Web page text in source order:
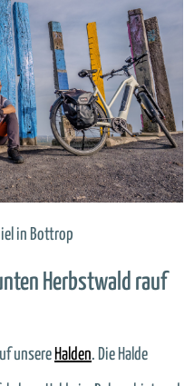
in Bottrop
Herbstwald rauf
unsere Halden. Die Halde